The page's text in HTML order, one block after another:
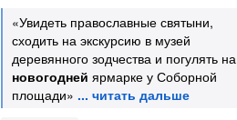
«Увидеть православные святыни,
сходить на экскурсию в музей
деревянного зодчества и погулять на
новогодней ярмарке у Соборной
площади»